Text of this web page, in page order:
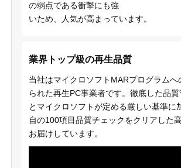
の弱点である衝撃にも強
いため、人気が高まっています。
業界トップ級の再生品質
当社はマイクロソフトMARプログラムへ
られた再生PC事業者です。徹底した品
とマイクロソフトが定める厳しい基準に
自の100項目品質チェックをクリアした
お届けしています。